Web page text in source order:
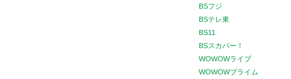
BSフジ
BSテレ東
BS11
BSスカパー！
WOWOWライブ
WOWOWプライム